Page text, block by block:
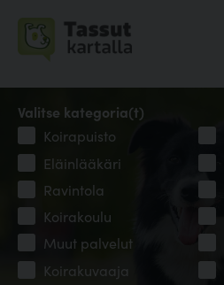
Valitse kategoria(t)
Koirapuisto
Eläinlääkäri
Ravintola
Koirakoulu
Muut palvelut
Koirakuvaaja